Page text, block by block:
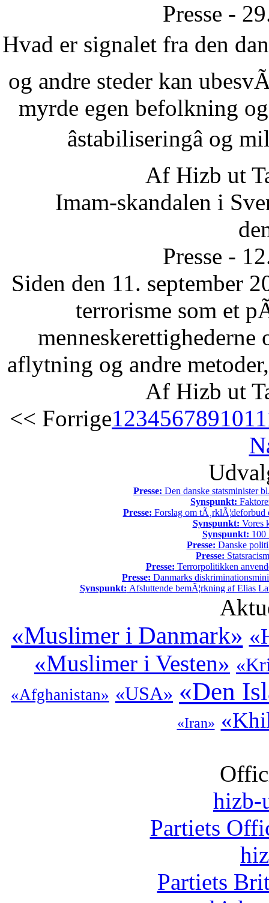
Presse -
Hvad er signalet fra den
og andre steder kan
myrde egen befolkning
âstabiliseringâ
Af Hizb ut
Imam-skandalen i
Presse -
Siden den 11. september
terrorisme som et
aflytning og andre
Af Hizb ut
<< Forrige1234567891011
Presse: Den danske statsminister
Synspunkt:
Presse: Forslag om tÃ¸rklÃ¦deforbud
Synspunkt: Vores
Synspunkt: 100
Presse: Danske
Presse:
Presse: Terrorpolitikken
Presse: Danmarks
Synspunkt: Afsluttende bemÃ¦rkning af Elias
«Muslimer i Danmark»
«Muslimer i Vesten»
«Afghanistan» «USA» «Den
«Iran»
hizb-
Partiets
Partiets